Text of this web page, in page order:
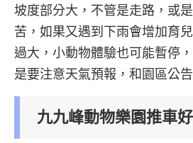
坡度部分大，不管是走路，或
苦，如果又遇到下雨會增加育
過大，小動物體驗也可能暫停
是要注意天氣預報，和園區公
九九峰動物樂園推車